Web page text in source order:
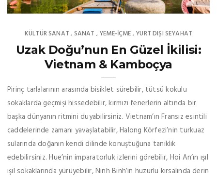
KÜLTÜR SANAT , SANAT , YEME-İÇME , YURT DIŞI SEYAHAT
Uzak Doğu’nun En Güzel İkilisi:
Vietnam & Kamboçya
Pirinç tarlalarının arasında bisiklet sürebilir, tütsü kokulu
sokaklarda geçmişi hissedebilir, kırmızı fenerlerin altında bir
başka dünyanın ritmini duyabilirsiniz. Vietnam’ın Fransız esintili
caddelerinde zamanı yavaşlatabilir, Halong Körfezi’nin turkuaz
sularında doğanın kendi dilinde konuştuğuna tanıklık
edebilirsiniz. Hue’nin imparatorluk izlerini görebilir, Hoi An’ın ışıl
ışıl sokaklarında yürüyebilir, Ninh Binh’in huzurlu kırsalında derin